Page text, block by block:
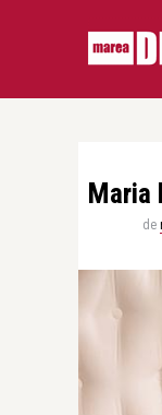
Maria
de